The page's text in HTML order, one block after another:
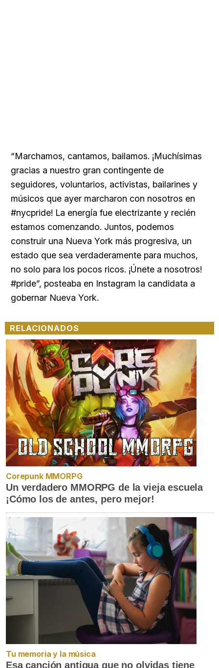
“Marchamos, cantamos, bailamos. ¡Muchísimas
gracias a nuestro gran contingente de
seguidores, voluntarios, activistas, bailarines y
músicos que ayer marcharon con nosotros en
#nycpride! La energía fue electrizante y recién
estamos comenzando. Juntos, podemos
construir una Nueva York más progresiva, un
estado que sea verdaderamente para muchos,
no solo para los pocos ricos. ¡Únete a nosotros!
#pride”, posteaba en Instagram la candidata a
gobernar Nueva York.
RELACIONADOS
Corepunk MMORPG
Un verdadero MMORPG de la vieja escuela
¡Cómo los de antes, pero mejor!
Tu memoria y la música
Esa canción antigua que no olvidas tiene